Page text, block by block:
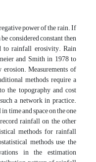
power of the rain. If
considered constant then
to rainfall erosivity. Rain
and Smith in 1978 to
Measurements of
methods require a
the topography and cost
a network in practice.
time and space on the one
rainfall on the other
methods for rainfall
methods use the
in the estimation